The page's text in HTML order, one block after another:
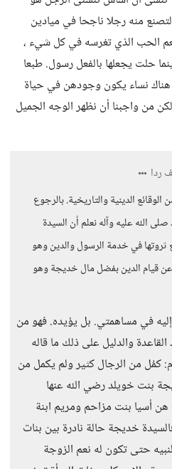
منه رجلا ناجحا في ميادين
الحب الذي تغرسه في كل شيء ،
حلت يجعلها بالفعل رسول. طبعا
هناك نساء يكون وجودهن في حياة
من واجبنا أن نظهر الوجه الجميل
ردا
الوقائع الدينية والتاريخية. بالرجوع
الله عليه وآله نعلم أن السيدة
في خدمة الرسول والدين وهو
قيام الدين بفضل مال خديجة وهو
في مساهمتي. بل يؤيده. فهو من
والدليل على ذلك ما قاله
كمُل من الرجال كثير ولم يكمل من
بنت خويلد رضي الله عنها
هن أسيا بنت مزاحم ومريم ابنة
خديجة حالة نادرة بين بنات
حتى تكون له نعم الزوجة